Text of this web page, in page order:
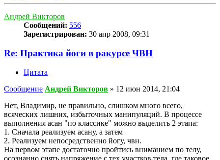
Андрей Викторов
Сообщений: 556
Зарегистрирован: 30 апр 2008, 09:31
Re: Практика йоги в ракурсе ЧВН
Цитата
Сообщение Андрей Викторов » 12 июн 2014, 21:04
Нет, Владимир, не правильно, слишком много всего,
всяческих лишних, избыточных манипуляций. В процессе
выполнения асан "по классике" можно выделить 2 этапа:
1. Сначала реализуем асану, а затем
2. Реализуем непосредственно йогу, чвн.
На первом этапе достаточно пройтись вниманием по телу,
осознанно снять напряжение с тех участков тела, где таковое